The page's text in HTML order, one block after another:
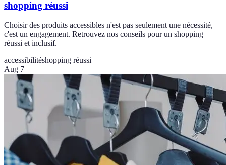
shopping réussi
Choisir des produits accessibles n'est pas seulement une nécessité,
c'est un engagement. Retrouvez nos conseils pour un shopping
réussi et inclusif.
accessibilitéshopping réussi
Aug 7